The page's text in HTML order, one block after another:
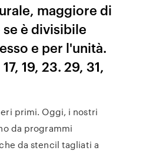
maggiore di
è divisibile
e per l'unità.
19, 23. 29, 31,
primi. Oggi, i nostri
da programmi
da stencil tagliati a